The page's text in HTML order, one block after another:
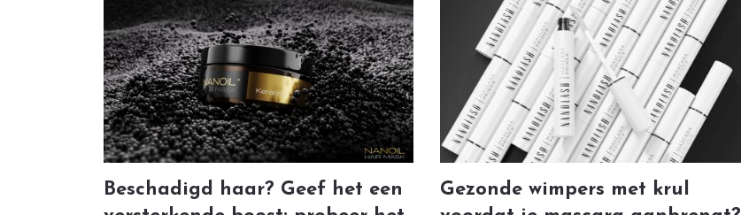
Beschadigd haar? Geef het een
Gezonde wimpers met krul